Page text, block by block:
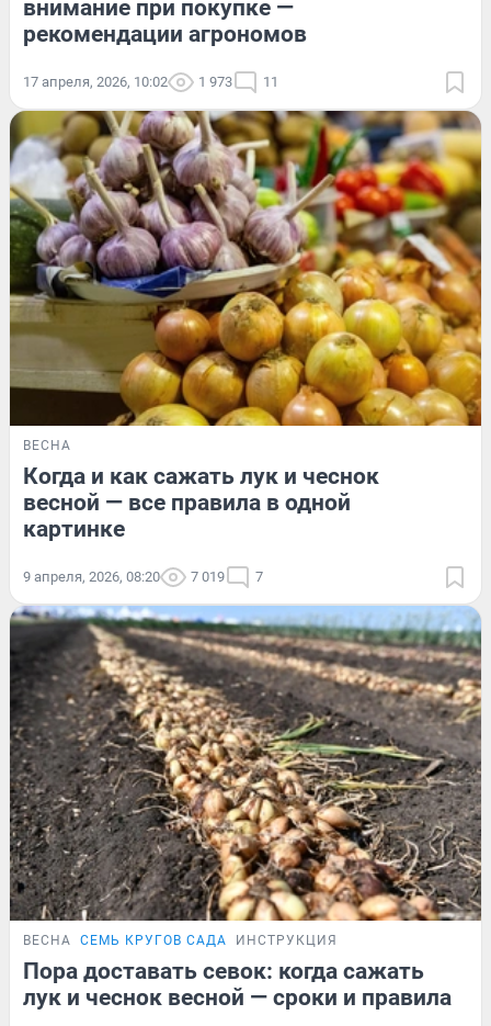
внимание при покупке —
рекомендации агрономов
17 апреля, 2026, 10:02 1 973 11
ВЕСНА
Когда и как сажать лук и чеснок
весной — все правила в одной
картинке
9 апреля, 2026, 08:20 7 019 7
ВЕСНА СЕМЬ КРУГОВ САДА ИНСТРУКЦИЯ
Пора доставать севок: когда сажать
лук и чеснок весной — сроки и правила